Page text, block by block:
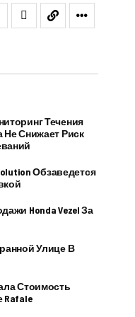
Течения
Не Снижает Риск
Обзаведется
Honda Vezel За
Улице В
Стоимость
Rafale